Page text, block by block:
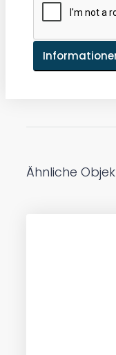
Ähnliche